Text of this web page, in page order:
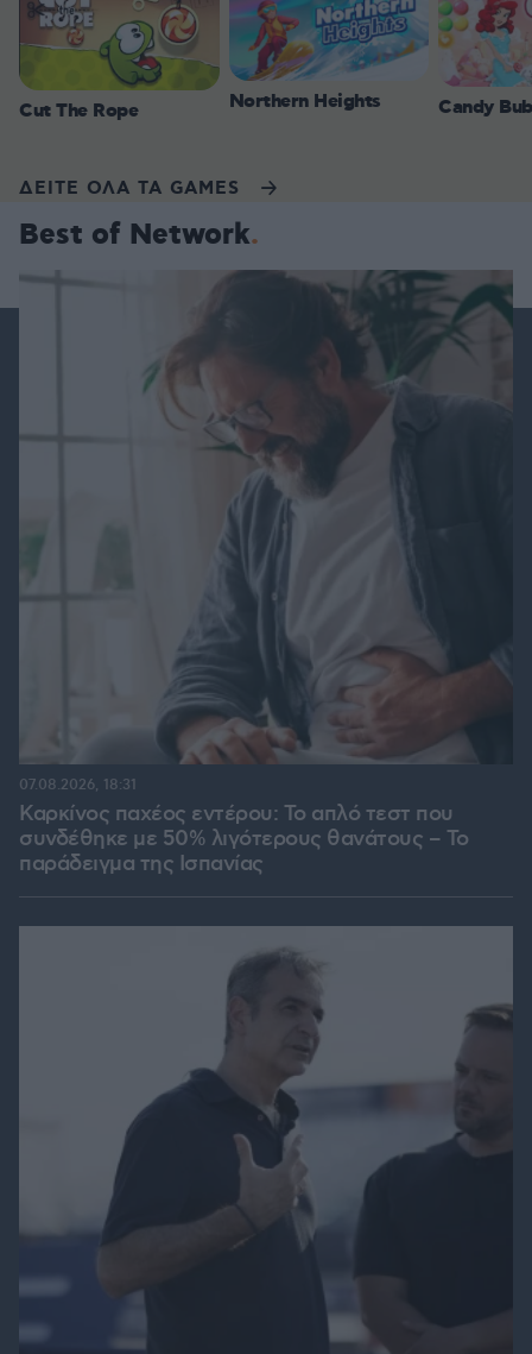
Cut The Rope Northern Heights Candy
ΔΕΙΤΕ ΟΛΑ ΤΑ GAMES
Best of Network
Καρκίνος παχέος εντέρου: Το απλό τεστ που
συνδέθηκε με 50% λιγότερους θανάτους – Το
παράδειγμα της Ισπανίας
07.08.2026, 18:31